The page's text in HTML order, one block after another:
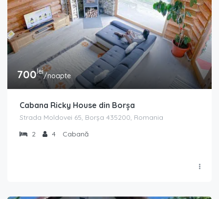
700lei/noapte
Cabana Ricky House din Borșa
Strada Moldovei 65, Borșa 435200, Romania
2
4 Cabană